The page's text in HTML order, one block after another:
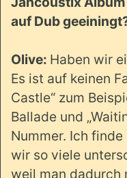
auf Dub
Olive: Haben wir
Es ist auf keinen
Castle“ zum
Ballade und
Nummer. Ich
wir so viele
weil man dadurch